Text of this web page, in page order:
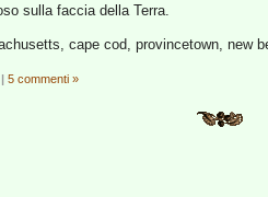
sulla faccia della Terra.
cape cod, provincetown, new
| 5 commenti »